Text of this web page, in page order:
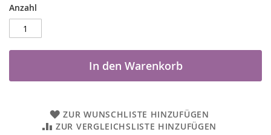
Anzahl
In den Warenkorb
ZUR WUNSCHLISTE HINZUFÜGEN
ZUR VERGLEICHSLISTE HINZUFÜGEN